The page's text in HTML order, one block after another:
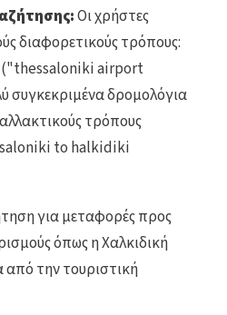
Οι χρήστες
διαφορετικούς τρόπους:
("thessaloniki airport
συγκεκριμένα δρομολόγια
τρόπους
to halkidiki
για μεταφορές προς
όπως η Χαλκιδική
από την τουριστική